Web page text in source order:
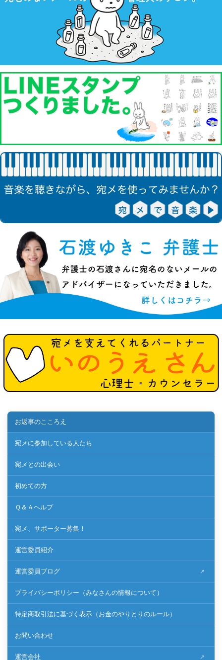
お返事のこころえ
宛メに参加している人たち
宛メとの出会い
初めての方
Ｑ＆Ａヘルプ
宛メ、サポーター募集！
運営委員紹介
運営委員ブログ
プライバシーポリシー（みなさんの情報について）
特定商取引法に基づく表示（お金のやりとりのルール）
お問い合わせ
運営会社